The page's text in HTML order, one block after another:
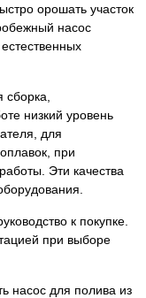
орошать участок
насос
низкий уровень
для
при
Эти качества
к покупке.
при выборе
насос для полива из